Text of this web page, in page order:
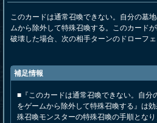
このカードは通常召喚できない。自分の墓
ムから除外して特殊召喚する。このカード
破壊した場合、次の相手ターンのドローフェ
補足情報
■『このカードは通常召喚できない。自分
をゲームから除外して特殊召喚する』は
殊召喚モンスターの特殊召喚の手順とな